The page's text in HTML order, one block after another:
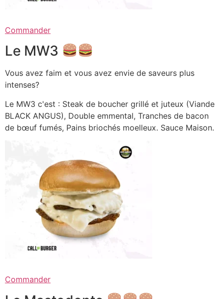
Commander
Le MW3
Vous avez faim et vous avez envie de saveurs plus
intenses?
Le MW3 c'est : Steak de boucher grillé et juteux (Viande
BLACK ANGUS), Double emmental, Tranches de bacon
de bœuf fumés, Pains briochés moelleux. Sauce Maison.
Commander